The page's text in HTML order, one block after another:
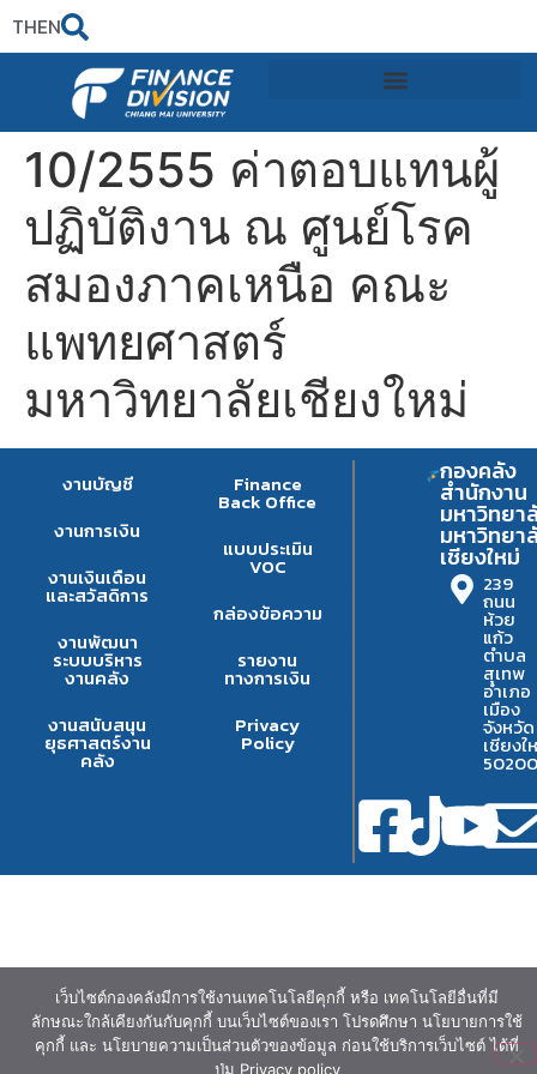
THEN
10/2555 ค่าตอบแทนผู้
ปฏิบัติงาน ณ ศูนย์โรค
สมองภาคเหนือ คณะ
แพทยศาสตร์
มหาวิทยาลัยเชียงใหม่
งานบัญชี
งานการเงิน
งานเงินเดือน
และสวัสดิการ
งานพัฒนา
ระบบบริหาร
งานคลัง
งานสนับสนุน
ยุธศาสตร์งาน
คลัง
Finance
Back Office
แบบประเมิน
VOC
กล่องข้อความ
รายงาน
ทางการเงิน
Privacy
Policy
กองคลัง
สำนักงาน
มหาวิทยา
มหาวิทยา
เชียงใหม่
239
ถนน
ห้วย
แก้ว
ตำบล
สุเทพ
อำเภอ
เมือง
จังหวัด
เชียงใ
50200
เว็บไซต์กองคลังมีการใช้งานเทคโนโลยีคุกกี้ หรือ เทคโนโลยีอื่นที่มี
ลักษณะใกล้เคียงกันกับคุกกี้ บนเว็บไซต์ของเรา โปรดศึกษา นโยบายการใช้
คุกกี้ และ นโยบายความเป็นส่วนตัวของข้อมูล ก่อนใช้บริการเว็บไซต์ ได้ที่
ปุ่ม Privacy policy